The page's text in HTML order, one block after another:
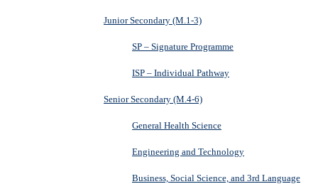
Junior Secondary (M.1-3)
SP – Signature Programme
ISP – Individual Pathway
Senior Secondary (M.4-6)
General Health Science
Engineering and Technology
Business, Social Science, and 3rd Language